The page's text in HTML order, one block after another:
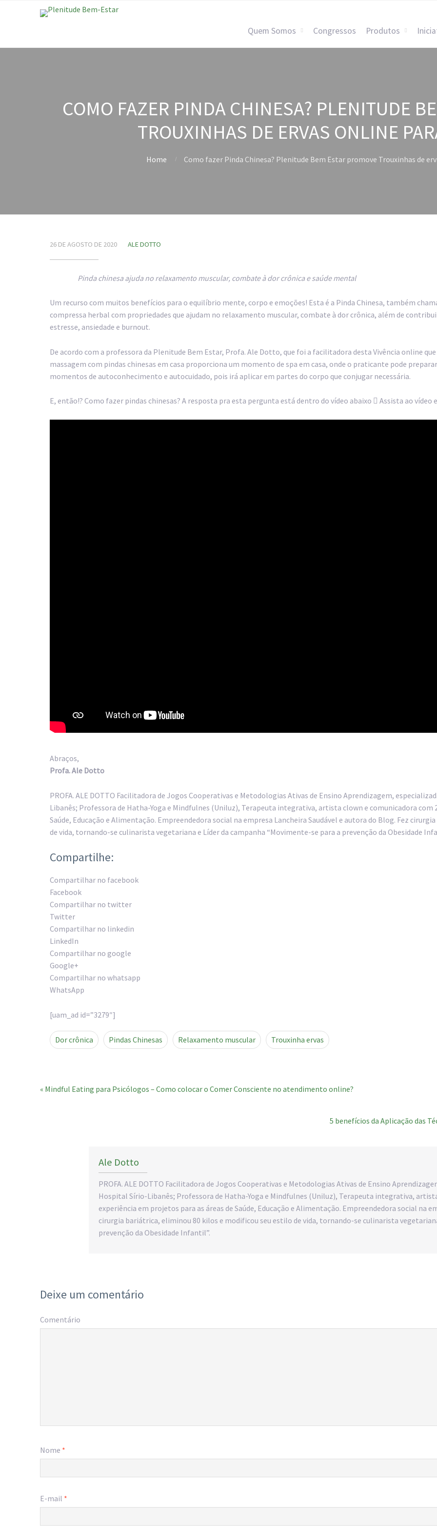
Quem Somos Congressos Produtos
COMO FAZER PINDA CHINESA? PLENITUDE
TROUXINHAS DE ERVAS ONLINE
Home Como fazer Pinda Chinesa? Plenitude Bem Estar promove Trouxinhas de
26 DE AGOSTO DE 2020 ALE DOTTO
Pinda chinesa ajuda no relaxamento muscular, combate à dor crônica e saúde mental
Um recurso com muitos benefícios para o equilíbrio mente, corpo e emoções! Esta é a Pinda Chinesa, também
compressa herbal com propriedades que ajudam no relaxamento muscular, combate à dor crônica, além de
estresse, ansiedade e burnout.
De acordo com a professora da Plenitude Bem Estar, Profa. Ale Dotto, que foi a facilitadora desta Vivência online
massagem com pindas chinesas em casa proporciona um momento de spa em casa, onde o praticante pode
momentos de autoconhecimento e autocuidado, pois irá aplicar em partes do corpo que conjugar necessária.
E, então!? Como fazer pindas chinesas? A resposta pra esta pergunta está dentro do vídeo abaixo  Assista ao
Abraços,
Profa. Ale Dotto
PROFA. ALE DOTTO Facilitadora de Jogos Cooperativas e Metodologias Ativas de Ensino Aprendizagem,
Libanês; Professora de Hatha-Yoga e Mindfulnes (Uniluz), Terapeuta integrativa, artista clown e comunicadora com
Saúde, Educação e Alimentação. Empreendedora social na empresa Lancheira Saudável e autora do Blog. Fez
de vida, tornando-se culinarista vegetariana e Líder da campanha “Movimente-se para a prevenção da Obesidade
Compartilhe:
Compartilhar no facebook
Facebook
Compartilhar no twitter
Twitter
Compartilhar no linkedin
LinkedIn
Compartilhar no google
Google+
Compartilhar no whatsapp
WhatsApp
[uam_ad id=”3279″]
Dor crônica Pindas Chinesas Relaxamento muscular Trouxinha ervas
« Mindful Eating para Psicólogos – Como colocar o Comer Consciente no atendimento online?
5 benefícios da Aplicação das
Ale Dotto
PROFA. ALE DOTTO Facilitadora de Jogos Cooperativas e Metodologias Ativas de Ensino
Hospital Sírio-Libanês; Professora de Hatha-Yoga e Mindfulnes (Uniluz), Terapeuta integrativa,
experiência em projetos para as áreas de Saúde, Educação e Alimentação. Empreendedora social na
cirurgia bariátrica, eliminou 80 kilos e modificou seu estilo de vida, tornando-se culinarista
prevenção da Obesidade Infantil”.
Deixe um comentário
Comentário
Nome *
E-mail *